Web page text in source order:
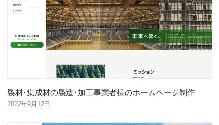
製材･集成材の製造･加工事業者様のホームページ制作
2022年9月12日